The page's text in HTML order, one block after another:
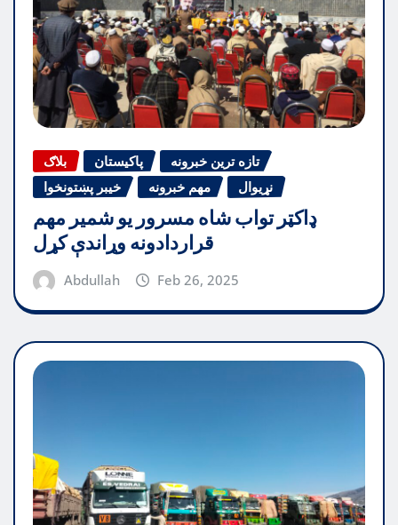
بلاګ پاکیستان
تازه ترین خبرونه
خیبر پښتونخوا
مهم خبرونه نړیوال
ډاکټر تواب شاه مسرور یو شمیر مهم
قراردادونه وړاندې کړل
Abdullah Feb 26, 2025